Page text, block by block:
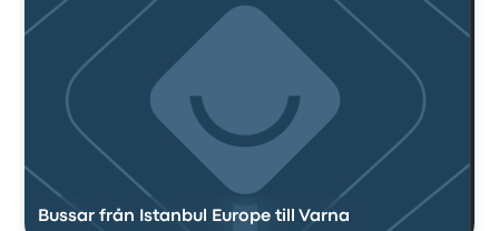
Bussar från Istanbul Europe till Varna